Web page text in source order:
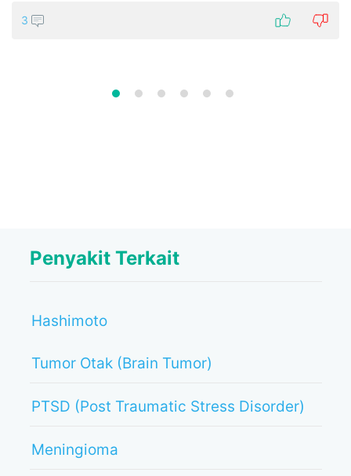
3
Penyakit Terkait
Hashimoto
Tumor Otak (Brain Tumor)
PTSD (Post Traumatic Stress Disorder)
Meningioma